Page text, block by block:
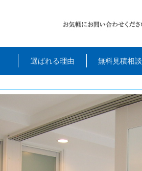
選ばれる理由 無料見積相談